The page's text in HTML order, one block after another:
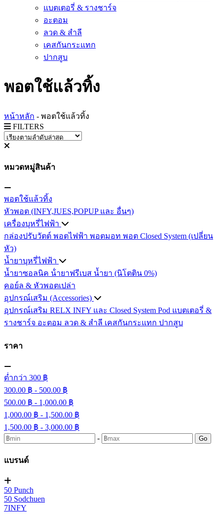
แบตเตอรี่ & รางชาร์จ
อะตอม
ลวด ​& สำลี
เคสกันกระแทก
ปากสูบ
พอตใช้แล้วทิ้ง
หน้าหลัก - พอตใช้แล้วทิ้ง
FILTERS
หมวดหมู่สินค้า
พอตใช้แล้วทิ้ง
หัวพอต (INFY,JUES,POPUP และ อื่นๆ)
เครื่องบุหรี่ไฟฟ้า
กล่องปรับวัตต์ พอตไฟฟ้า พอตมอท พอต Closed System (เปลี่ยน
หัว)
น้ำยาบุหรี่ไฟฟ้า
น้ำยาซอลนิค น้ํายาฟรีเบส น้ำยา (นิโตติน 0%)
คอย์ล & หัวพอตเปล่า
อุปกรณ์เสริม (Accessories)
อุปกรณ์เสริม RELX INFY และ Closed System Pod แบตเตอรี่ &
รางชาร์จ อะตอม ลวด ​& สำลี เคสกันกระแทก ปากสูบ
ราคา
ต่ำกว่า 300 ฿
300.00 ฿ - 500.00 ฿
500.00 ฿ - 1,000.00 ฿
1,000.00 ฿ - 1,500.00 ฿
1,500.00 ฿ - 3,000.00 ฿
-
Go
แบรนด์
50 Punch
50 Sodchuen
7INFY